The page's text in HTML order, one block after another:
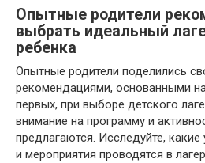
Опытные родители
выбрать идеальный
ребенка
Опытные родители поделились
рекомендациями, основанными
первых, при выборе детского
внимание на программу и
предлагаются. Исследуйте, какие
и мероприятия проводятся в